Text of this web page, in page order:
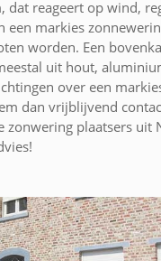
dat reageert op wind,
een markies
worden. Een
uit hout,
over een
dan vrijblijvend
zonwering plaatsers uit